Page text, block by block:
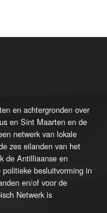
en achtergronden over
en Sint Maarten en de
netwerk van lokale
zes eilanden van het
de Antilliaanse en
besluitvorming in
en/of voor de
Netwerk is